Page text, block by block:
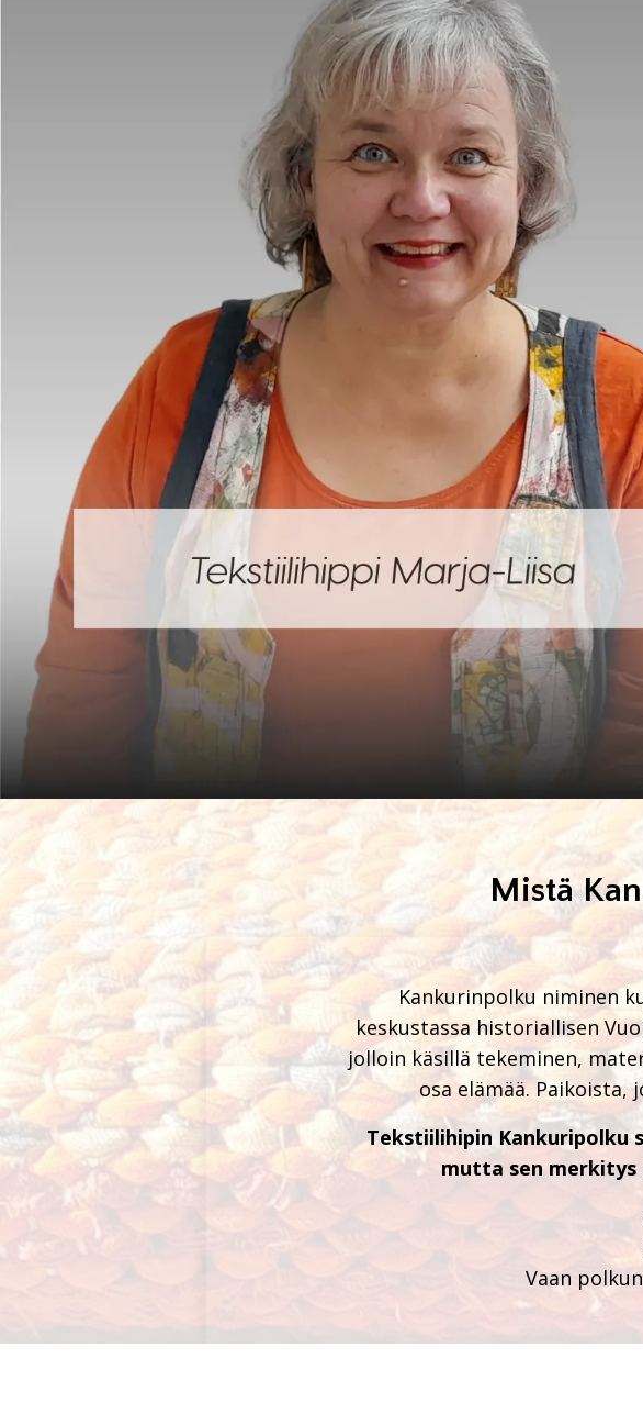
Mistä
Kankurinpolku niminen
keskustassa historiallisen
jolloin käsillä tekeminen,
osa elämää.
Tekstiilihipin Kankuripolku
mutta sen merkitys
Vaan